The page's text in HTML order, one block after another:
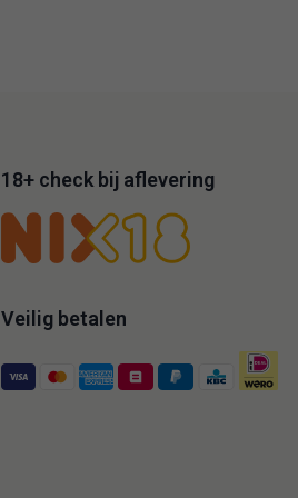
18+ check bij aflevering
Veilig betalen